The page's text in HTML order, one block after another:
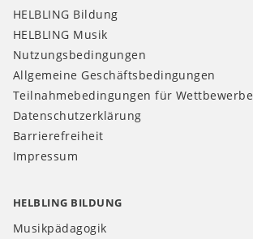
HELBLING Bildung
HELBLING Musik
Nutzungsbedingungen
Allgemeine Geschäftsbedingungen
Teilnahmebedingungen für Wettbewerbe
Datenschutzerklärung
Barrierefreiheit
Impressum
HELBLING BILDUNG
Musikpädagogik